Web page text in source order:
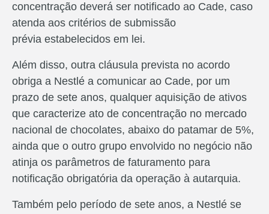
concentração deverá ser notificado ao Cade, caso
atenda aos critérios de submissão
prévia estabelecidos em lei.
Além disso, outra cláusula prevista no acordo
obriga a Nestlé a comunicar ao Cade, por um
prazo de sete anos, qualquer aquisição de ativos
que caracterize ato de concentração no mercado
nacional de chocolates, abaixo do patamar de 5%,
ainda que o outro grupo envolvido no negócio não
atinja os parâmetros de faturamento para
notificação obrigatória da operação à autarquia.
Também pelo período de sete anos, a Nestlé se